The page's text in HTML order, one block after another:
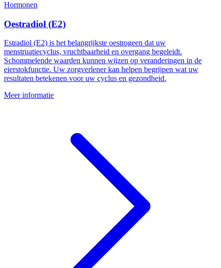
Hormonen
Oestradiol (E2)
Estradiol (E2) is het belangrijkste oestrogeen dat uw
menstruatiecyclus, vruchtbaarheid en overgang begeleidt.
Schommelende waarden kunnen wijzen op veranderingen in de
eierstokfunctie. Uw zorgverlener kan helpen begrijpen wat uw
resultaten betekenen voor uw cyclus en gezondheid.
Meer informatie